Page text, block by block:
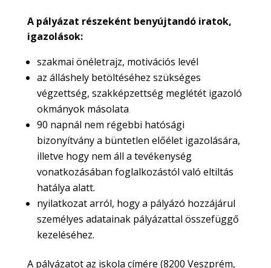
A pályázat részeként benyújtandó iratok,
igazolások:
szakmai önéletrajz, motivációs levél
az álláshely betöltéséhez szükséges
végzettség, szakképzettség meglétét igazoló
okmányok másolata
90 napnál nem régebbi hatósági
bizonyítvány a büntetlen előélet igazolására,
illetve hogy nem áll a tevékenység
vonatkozásában foglalkozástól való eltiltás
hatálya alatt.
nyilatkozat arról, hogy a pályázó hozzájárul
személyes adatainak pályázattal összefüggő
kezeléséhez.
A pályázatot az iskola címére (8200 Veszprém,